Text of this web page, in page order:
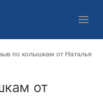
по колышкам от Наталья
от